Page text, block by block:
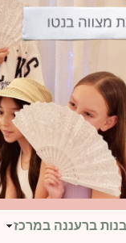
ברעננה במרכז